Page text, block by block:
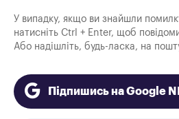
У випадку, якщо ви знайшли
натисніть Ctrl + Enter, щоб
Або надішліть, будь-ласка, на
Підпишись на Google